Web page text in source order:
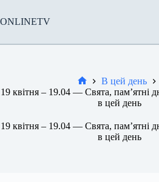
вмісту
ONLINETV
Новини
В цей день
19 квітня – 19.04 — Свята, пам’ятні
в цей день
19 квітня – 19.04 — Свята, пам’ятні
в цей день